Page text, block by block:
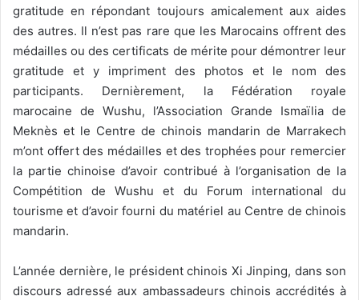
gratitude en répondant toujours amicalement aux aides
des autres. Il n’est pas rare que les Marocains offrent des
médailles ou des certificats de mérite pour démontrer leur
gratitude et y impriment des photos et le nom des
participants. Dernièrement, la Fédération royale
marocaine de Wushu, l’Association Grande Ismaïlia de
Meknès et le Centre de chinois mandarin de Marrakech
m’ont offert des médailles et des trophées pour remercier
la partie chinoise d’avoir contribué à l’organisation de la
Compétition de Wushu et du Forum international du
tourisme et d’avoir fourni du matériel au Centre de chinois
mandarin.
L’année dernière, le président chinois Xi Jinping, dans son
discours adressé aux ambassadeurs chinois accrédités à